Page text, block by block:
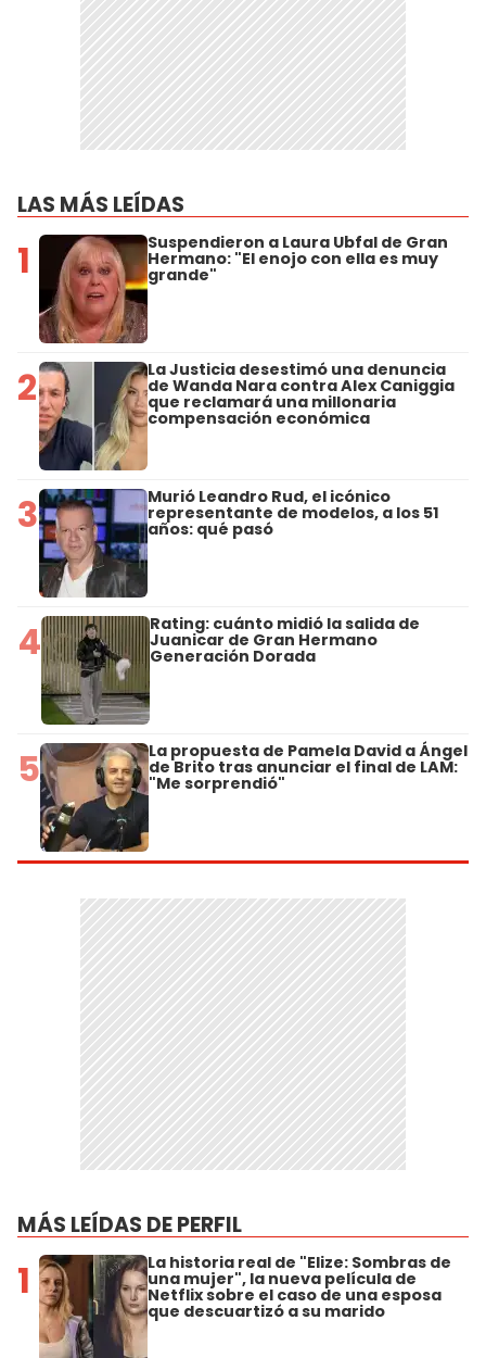
LAS MÁS LEÍDAS
1 Suspendieron a Laura Ubfal de Gran
Hermano: "El enojo con ella es muy
grande"
2 La Justicia desestimó una denuncia
de Wanda Nara contra Alex Caniggia
que reclamará una millonaria
compensación económica
3 Murió Leandro Rud, el icónico
representante de modelos, a los 51
años: qué pasó
4 Rating: cuánto midió la salida de
Juanicar de Gran Hermano
Generación Dorada
5 La propuesta de Pamela David a Ángel
de Brito tras anunciar el final de LAM:
"Me sorprendió"
MÁS LEÍDAS DE PERFIL
1 La historia real de "Elize: Sombras de
una mujer", la nueva película de
Netflix sobre el caso de una esposa
que descuartizó a su marido